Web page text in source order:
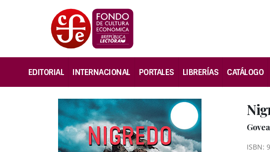
EDITORIAL INTERNACIONAL PORTALES LIBRERÍAS CATÁLOGO
ISBN: